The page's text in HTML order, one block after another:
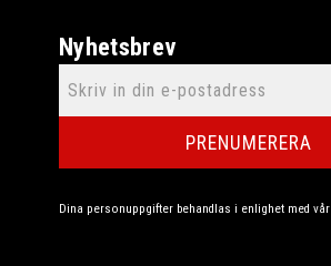
Nyhetsbrev
PRENUMERERA
Dina personuppgifter behandlas i enlighet med vår